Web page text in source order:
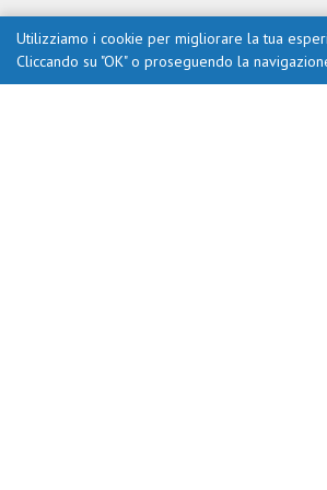
Utilizziamo i cookie per migliorare la tua
Cliccando su "OK" o proseguendo la